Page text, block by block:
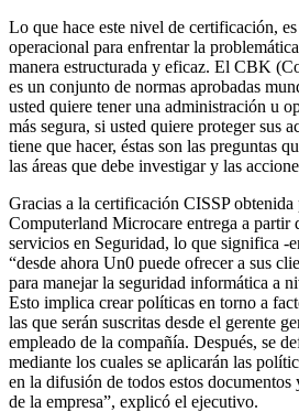
Lo que hace este nivel de certificación,
operacional para enfrentar la
manera estructurada y eficaz. El CBK
es un conjunto de normas aprobadas
usted quiere tener una administración u
más segura, si usted quiere proteger sus
tiene que hacer, éstas son las preguntas
las áreas que debe investigar y las
Gracias a la certificación CISSP
Computerland Microcare entrega a partir
servicios en Seguridad, lo que significa -
“desde ahora Un0 puede ofrecer a sus
para manejar la seguridad informática a
Esto implica crear políticas en torno a
las que serán suscritas desde el gerente
empleado de la compañía. Después, se
mediante los cuales se aplicarán las
en la difusión de todos estos
de la empresa”, explicó el ejecutivo.